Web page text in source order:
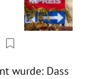
wurde: Dass